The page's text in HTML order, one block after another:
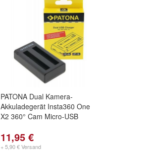
PATONA Dual Kamera-
Akkuladegerät Insta360 One
X2 360° Cam Micro-USB
11,95 €
+ 5,90 € Versand